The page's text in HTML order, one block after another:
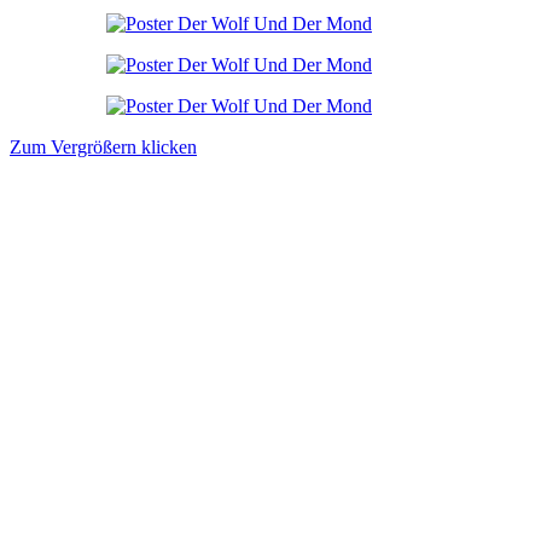
Zum Vergrößern klicken